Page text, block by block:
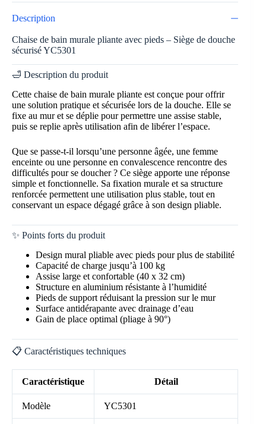
Description
Chaise de bain murale pliante avec pieds – Siège de douche
sécurisé YC5301
🛁 Description du produit
Cette chaise de bain murale pliante est conçue pour offrir
une solution pratique et sécurisée lors de la douche. Elle se
fixe au mur et se déplie pour permettre une assise stable,
puis se replie après utilisation afin de libérer l’espace.
Que se passe-t-il lorsqu’une personne âgée, une femme
enceinte ou une personne en convalescence rencontre des
difficultés pour se doucher ? Ce siège apporte une réponse
simple et fonctionnelle. Sa fixation murale et sa structure
renforcée permettent une utilisation plus stable, tout en
conservant un espace dégagé grâce à son design pliable.
✨ Points forts du produit
Design mural pliable avec pieds pour plus de stabilité
Capacité de charge jusqu’à 100 kg
Assise large et confortable (40 x 32 cm)
Structure en aluminium résistante à l’humidité
Pieds de support réduisant la pression sur le mur
Surface antidérapante avec drainage d’eau
Gain de place optimal (pliage à 90°)
📋 Caractéristiques techniques
Caractéristique Détail
Modèle YC5301